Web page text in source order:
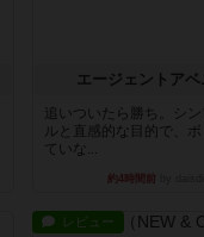
エージェントアベ
追いついたら勝ち。シ
ルと直感的な目的で、ボ
ていな...
約4時間前
レビュー